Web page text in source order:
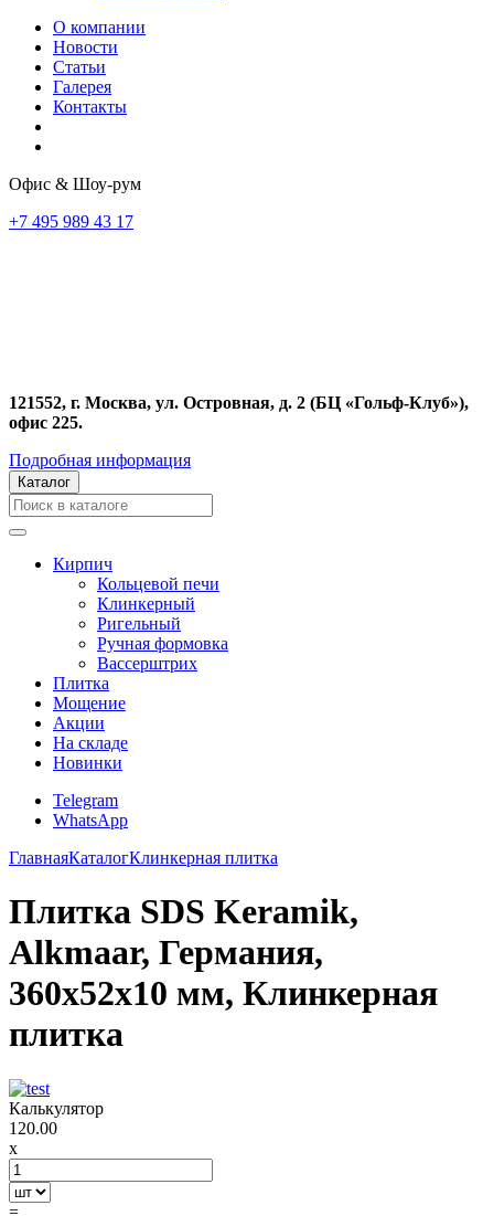
О компании
Новости
Статьи
Галерея
Контакты
Офис & Шоу-рум
+7 495 989 43 17
121552, г. Москва, ул. Островная, д. 2 (БЦ «Гольф-Клуб»),
офис 225.
Подробная информация
Каталог
Кирпич
Кольцевой печи
Клинкерный
Ригельный
Ручная формовка
Вассерштрих
Плитка
Мощение
Акции
На складе
Новинки
Telegram
WhatsApp
ГлавнаяКаталогКлинкерная плитка
Плитка SDS Keramik,
Alkmaar, Германия,
360x52x10 мм, Клинкерная
плитка
Калькулятор
120.00
x
=